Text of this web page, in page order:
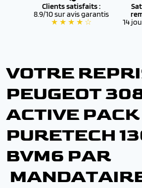
Clients satisfaits :
8.9/10 sur avis garantis
★ ★ ★ ★ ☆
14
VOTRE
PEUGEOT
ACTIVE PACK
PURETECH
BVM6 PAR